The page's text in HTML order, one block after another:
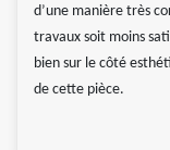
d’une manière très
travaux soit moins
bien sur le côté
de cette pièce.